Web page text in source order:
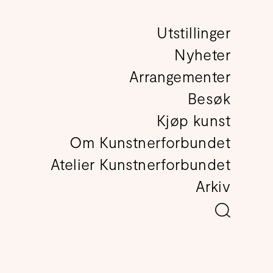
Utstillinger
Nyheter
Arrangementer
Besøk
Kjøp kunst
Om Kunstnerforbundet
Atelier Kunstnerforbundet
Arkiv